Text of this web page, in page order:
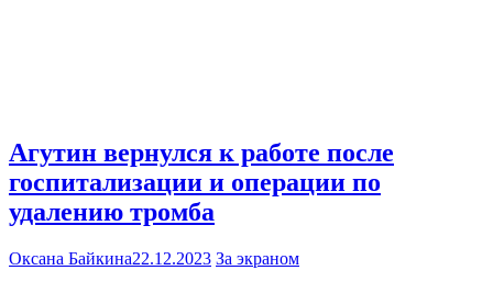
Агутин вернулся к работе после
госпитализации и операции по
удалению тромба
Оксана Байкина22.12.2023 За экраном